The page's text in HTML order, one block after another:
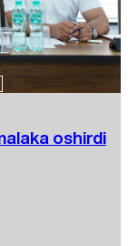
oshirdi